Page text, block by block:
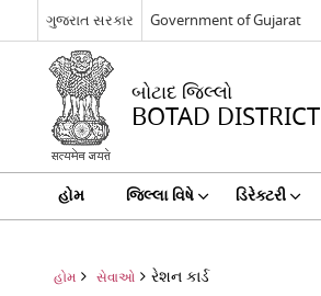
ગુજરાત સરકાર Government of Gujarat
બોટાદ જિલ્લો
BOTAD DISTRICT
હોમ જિલ્લા વિષે ડિરેક્ટરી
હોમ સેવાઓ રેશન કાર્ડ